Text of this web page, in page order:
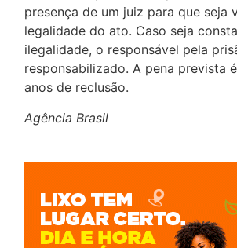
presença de um juiz para que seja
legalidade do ato. Caso seja
ilegalidade, o responsável pela
responsabilizado. A pena prevista
anos de reclusão.
Agência Brasil